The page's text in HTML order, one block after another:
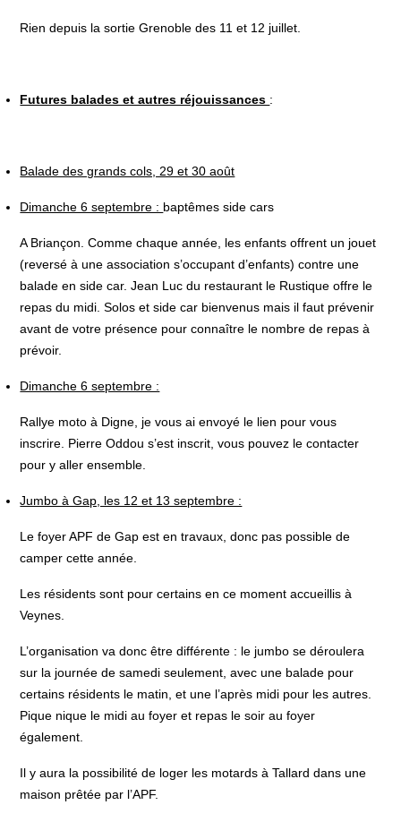
Rien depuis la sortie Grenoble des 11 et 12 juillet.
Futures balades et autres réjouissances :
Balade des grands cols, 29 et 30 août
Dimanche 6 septembre : baptêmes side cars
A Briançon. Comme chaque année, les enfants offrent un jouet
(reversé à une association s’occupant d’enfants) contre une
balade en side car. Jean Luc du restaurant le Rustique offre le
repas du midi. Solos et side car bienvenus mais il faut prévenir
avant de votre présence pour connaître le nombre de repas à
prévoir.
Dimanche 6 septembre :
Rallye moto à Digne, je vous ai envoyé le lien pour vous
inscrire. Pierre Oddou s’est inscrit, vous pouvez le contacter
pour y aller ensemble.
Jumbo à Gap, les 12 et 13 septembre :
Le foyer APF de Gap est en travaux, donc pas possible de
camper cette année.
Les résidents sont pour certains en ce moment accueillis à
Veynes.
L’organisation va donc être différente : le jumbo se déroulera
sur la journée de samedi seulement, avec une balade pour
certains résidents le matin, et une l’après midi pour les autres.
Pique nique le midi au foyer et repas le soir au foyer
également.
Il y aura la possibilité de loger les motards à Tallard dans une
maison prêtée par l’APF.